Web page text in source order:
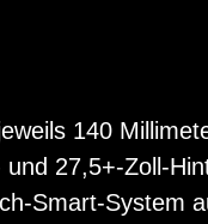
140
27,5+-Zoll-
Smart-System